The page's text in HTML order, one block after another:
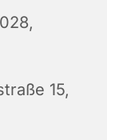
15,